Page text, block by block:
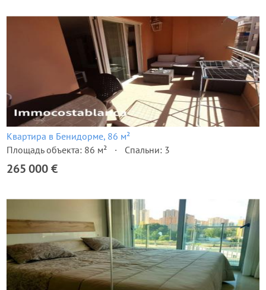
Квартира в Бенидорме, 86 м²
Площадь объекта: 86 м²
Спальни: 3
265 000 €